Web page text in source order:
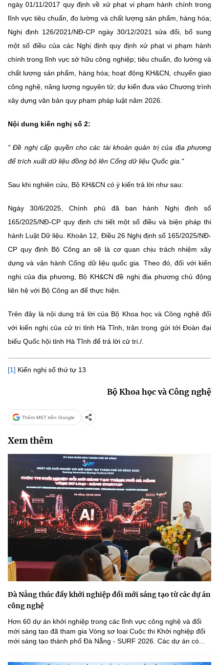
(Ghi rõ nguồn "https://mst.gov.vn" khi phát hành lại thông tin từ
website này)
ngày 01/11/2017 quy định về xử phạt vi phạm hành chính trong
lĩnh vực tiêu chuẩn, đo lường và chất lượng sản phẩm, hàng hóa;
Nghị định 126/2021/NĐ-CP ngày 30/12/2021 sửa đổi, bổ sung
một số điều của các Nghị định quy định xử phạt vi phạm hành
chính trong lĩnh vực sở hữu công nghiệp; tiêu chuẩn, đo lường và
chất lượng sản phẩm, hàng hóa; hoạt động KH&CN, chuyển giao
công nghệ, năng lượng nguyên tử; dự kiến đưa vào Chương trình
xây dựng văn bản quy phạm pháp luật năm 2026.
Nội dung kiến nghị số 2:
" Đề nghị cấp quyền cho các tài khoản quản trị của địa phương
để trích xuất dữ liệu đồng bộ lên Cổng dữ liệu Quốc gia."
Sau khi nghiên cứu, Bộ KH&CN có ý kiến trả lời như sau:
Ngày 30/6/2025, Chính phủ đã ban hành Nghị định số
165/2025/NĐ-CP quy định chi tiết một số điều và biện pháp thi
hành Luật Dữ liệu. Khoản 12, Điều 26 Nghị định số 165/2025/NĐ-
CP quy định Bộ Công an sẽ là cơ quan chịu trách nhiệm xây
dựng và vận hành Cổng dữ liệu quốc gia. Theo đó, đối với kiến
nghị của địa phương, Bộ KH&CN đề nghị địa phương chủ động
liên hệ với Bộ Công an để thực hiện.
Trên đây là nội dung trả lời của Bộ Khoa học và Công nghệ đối
với kiến nghị của cử tri tỉnh Hà Tĩnh, trân trọng gửi tới Đoàn đại
biểu Quốc hội tỉnh Hà Tĩnh để trả lời cử tri./.
[1] Kiến nghị số thứ tự 13
Bộ Khoa học và Công nghệ
Thêm MST trên Google
Xem thêm
Đà Nẵng thúc đẩy khởi nghiệp đổi mới sáng tạo từ các dự án
công nghệ
Hơn 60 dự án khởi nghiệp trong các lĩnh vực công nghệ và đổi
mới sáng tạo đã tham gia Vòng sơ loại Cuộc thi Khởi nghiệp đổi
mới sáng tạo thành phố Đà Nẵng - SURF 2026. Các dự án có...